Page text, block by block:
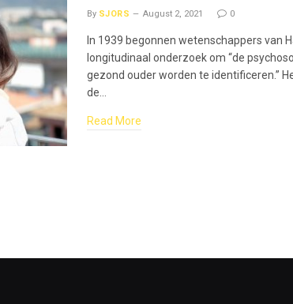
By SJORS August 2, 2021 0
In 1939 begonnen wetenschappers van
longitudinaal onderzoek om “de
gezond ouder worden te identificeren.”
de…
Read More